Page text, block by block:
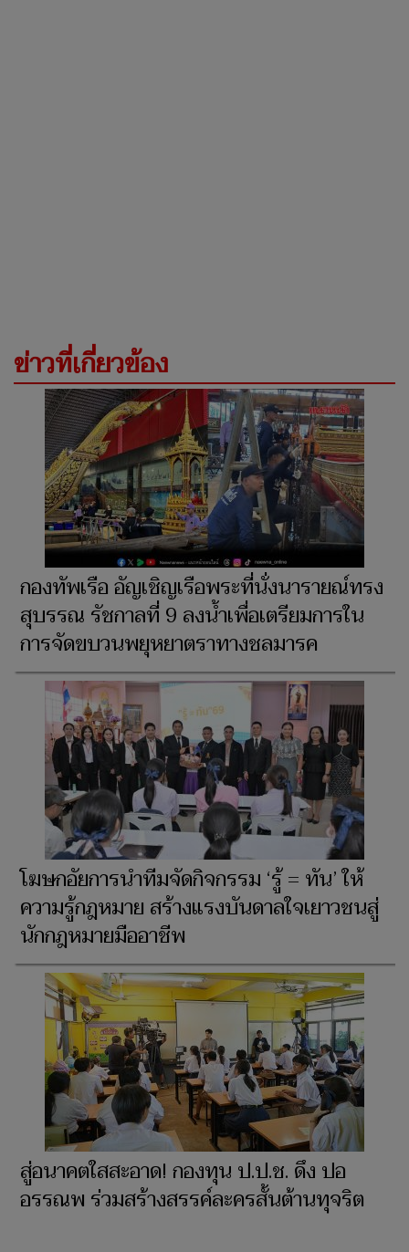
ข่าวที่เกี่ยวข้อง
กองทัพเรือ อัญเชิญเรือพระที่นั่งนารายณ์ทรง
สุบรรณ รัชกาลที่ 9 ลงน้ำเพื่อเตรียมการใน
การจัดขบวนพยุหยาตราทางชลมารค
โฆษกอัยการนำทีมจัดกิจกรรม ‘รู้ = ทัน’ ให้
ความรู้กฎหมาย สร้างแรงบันดาลใจเยาวชนสู่
นักกฎหมายมืออาชีพ
สู่อนาคตใสสะอาด! กองทุน ป.ป.ช. ดึง ปอ
อรรณพ ร่วมสร้างสรรค์ละครสั้นต้านทุจริต